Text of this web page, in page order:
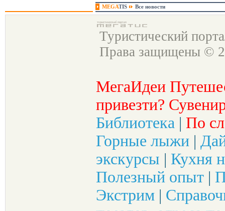
MEGATIS Все новости
Туристический
Права защищены ©
МегаИдеи
привезти?
Библиотека | По
Горные лыжи |
экскурсы | Кухня
Полезный опыт |
Экстрим |